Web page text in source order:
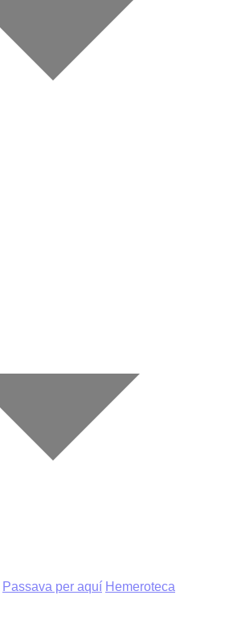
Passava per aquí Hemeroteca